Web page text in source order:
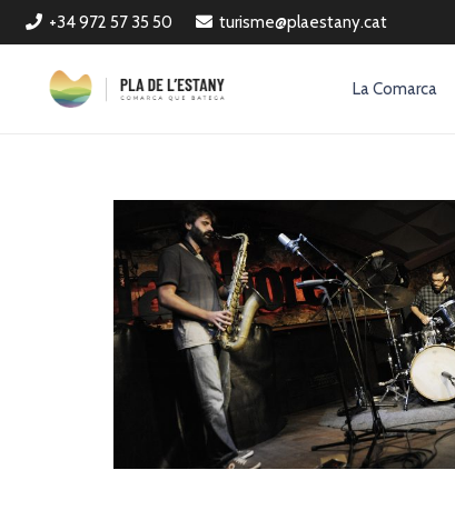
+34 972 57 35 50 turisme@plaestany.cat
La Comarca